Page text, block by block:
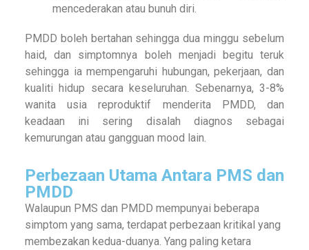
mencederakan atau bunuh diri.
PMDD boleh bertahan sehingga dua minggu sebelum
haid, dan simptomnya boleh menjadi begitu teruk
sehingga ia mempengaruhi hubungan, pekerjaan, dan
kualiti hidup secara keseluruhan. Sebenarnya, 3-8%
wanita usia reproduktif menderita PMDD, dan
keadaan ini sering disalah diagnos sebagai
kemurungan atau gangguan mood lain.
Perbezaan Utama Antara PMS dan
PMDD
Walaupun PMS dan PMDD mempunyai beberapa
simptom yang sama, terdapat perbezaan kritikal yang
membezakan kedua-duanya. Yang paling ketara